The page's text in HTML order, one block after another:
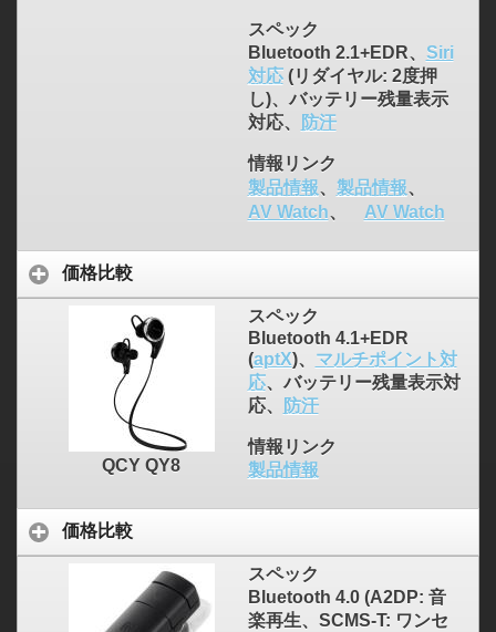
スペック
Bluetooth 2.1+EDR、 Siri
対応(リダイヤル: 2度押
し)、バッテリー残量表示
対応、
防汗
情報リンク
製品情報、 製品情報、
AV Watch、 AV Watch
価格比較
QCY QY8
スペック
Bluetooth 4.1+EDR
(aptX)、 マルチポイント対
応、バッテリー残量表示対
応、
防汗
情報リンク
製品情報
価格比較
スペック
Bluetooth 4.0 (A2DP: 音
楽再生、SCMS-T: ワンセ